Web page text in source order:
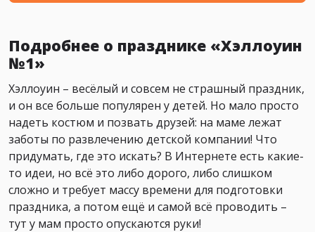
Подробнее о празднике «Хэллоуин
№1»
Хэллоуин – весёлый и совсем не страшный праздник,
и он все больше популярен у детей. Но мало просто
надеть костюм и позвать друзей: на маме лежат
заботы по развлечению детской компании! Что
придумать, где это искать? В Интернете есть какие-
то идеи, но всё это либо дорого, либо слишком
сложно и требует массу времени для подготовки
праздника, а потом ещё и самой всё проводить –
тут у мам просто опускаются руки!